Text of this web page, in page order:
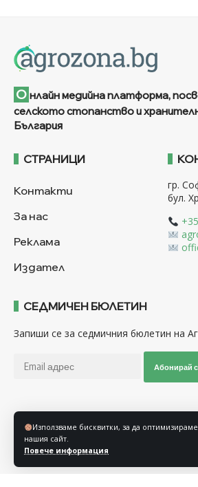
Използваме бисквитки, за да оптимизираме
нашия сайт.
Повече информация
О нлайн медийна платформа,
селското стопанство и
България
СТРАНИЦИ
Контакти
За нас
Реклама
Издател
гр.
бул.
СЕДМИЧЕН БЮЛЕТИН
Запиши се за седмичния бюлетин на
Абонирай